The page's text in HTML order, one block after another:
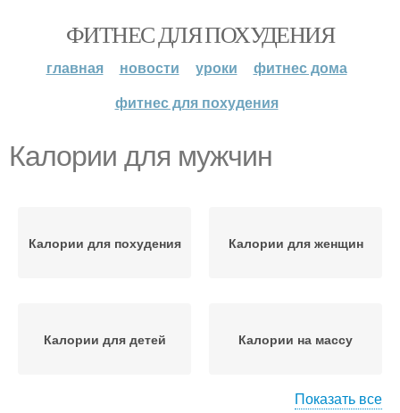
ФИТНЕС ДЛЯ ПОХУДЕНИЯ
главная новости уроки
фитнес дома
фитнес для похудения
Калории для мужчин
Калории для похудения Калории для женщин
Калории для детей Калории на массу
Показать все